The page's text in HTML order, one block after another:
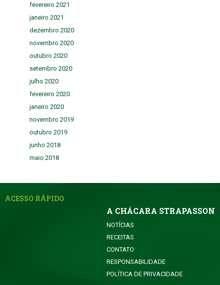
fevereiro 2021
janeiro 2021
dezembro 2020
novembro 2020
outubro 2020
setembro 2020
julho 2020
fevereiro 2020
janeiro 2020
novembro 2019
outubro 2019
junho 2018
maio 2018
ACESSO RÁPIDO
A CHÁCARA STRAPASSON
NOTÍCIAS
RECEITAS
CONTATO
RESPONSABILIDADE
POLÍTICA DE PRIVACIDADE